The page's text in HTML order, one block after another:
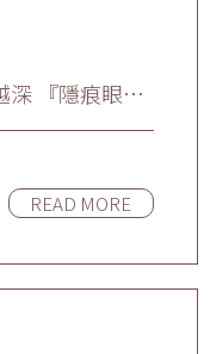
深 『隱痕眼袋
READ MORE